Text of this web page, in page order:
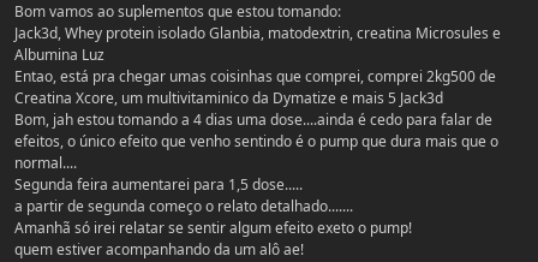
Bom vamos ao suplementos que estou tomando:
Jack3d, Whey protein isolado Glanbia, matodextrin, creatina Microsules e
Albumina Luz
Entao, está pra chegar umas coisinhas que comprei, comprei 2kg500 de
Creatina Xcore, um multivitaminico da Dymatize e mais 5 Jack3d
Bom, jah estou tomando a 4 dias uma dose....ainda é cedo para falar de
efeitos, o único efeito que venho sentindo é o pump que dura mais que o
normal....
Segunda feira aumentarei para 1,5 dose.....
a partir de segunda começo o relato detalhado.......
Amanhã só irei relatar se sentir algum efeito exeto o pump!
quem estiver acompanhando da um alô ae!